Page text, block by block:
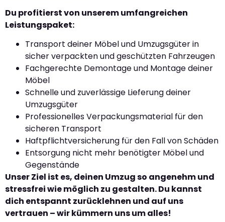
Du profitierst von unserem umfangreichen
Leistungspaket:
Transport deiner Möbel und Umzugsgüter in
sicher verpackten und geschützten Fahrzeugen
Fachgerechte Demontage und Montage deiner
Möbel
Schnelle und zuverlässige Lieferung deiner
Umzugsgüter
Professionelles Verpackungsmaterial für den
sicheren Transport
Haftpflichtversicherung für den Fall von Schäden
Entsorgung nicht mehr benötigter Möbel und
Gegenstände
Unser Ziel ist es, deinen Umzug so angenehm und
stressfrei wie möglich zu gestalten. Du kannst
dich entspannt zurücklehnen und auf uns
vertrauen – wir kümmern uns um alles!